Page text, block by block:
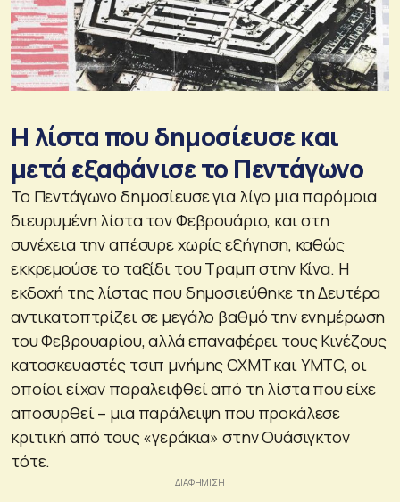
Η λίστα που δημοσίευσε και
μετά εξαφάνισε το Πεντάγωνο
Το Πεντάγωνο δημοσίευσε για λίγο μια παρόμοια
διευρυμένη λίστα τον Φεβρουάριο, και στη
συνέχεια την απέσυρε χωρίς εξήγηση, καθώς
εκκρεμούσε το ταξίδι του Τραμπ στην Κίνα. Η
εκδοχή της λίστας που δημοσιεύθηκε τη Δευτέρα
αντικατοπτρίζει σε μεγάλο βαθμό την ενημέρωση
του Φεβρουαρίου, αλλά επαναφέρει τους Κινέζους
κατασκευαστές τσιπ μνήμης CXMT και YMTC, οι
οποίοι είχαν παραλειφθεί από τη λίστα που είχε
αποσυρθεί – μια παράλειψη που προκάλεσε
κριτική από τους «γεράκια» στην Ουάσιγκτον
τότε.